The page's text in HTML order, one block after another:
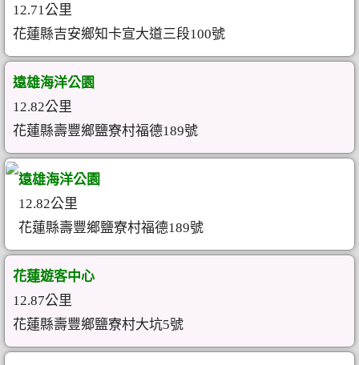
12.71公里
花蓮縣吉安鄉知卡宣大道三段100號
遠雄海洋公園
12.82公里
花蓮縣壽豐鄉鹽寮村福德189號
遠雄海洋公園
12.82公里
花蓮縣壽豐鄉鹽寮村福德189號
花蓮遊客中心
12.87公里
花蓮縣壽豐鄉鹽寮村大坑5號